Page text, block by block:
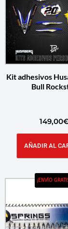
Kit adhesivos
Bull
149,00
AÑADIR AL
¡ENVÍO